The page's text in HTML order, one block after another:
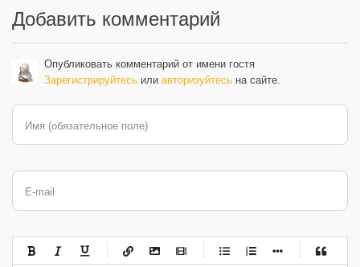
Добавить комментарий
Опубликовать комментарий от имени гостя
Зарегистрируйтесь или авторизуйтесь на сайте.
Имя (обязательное поле)
E-mail
-
-
-